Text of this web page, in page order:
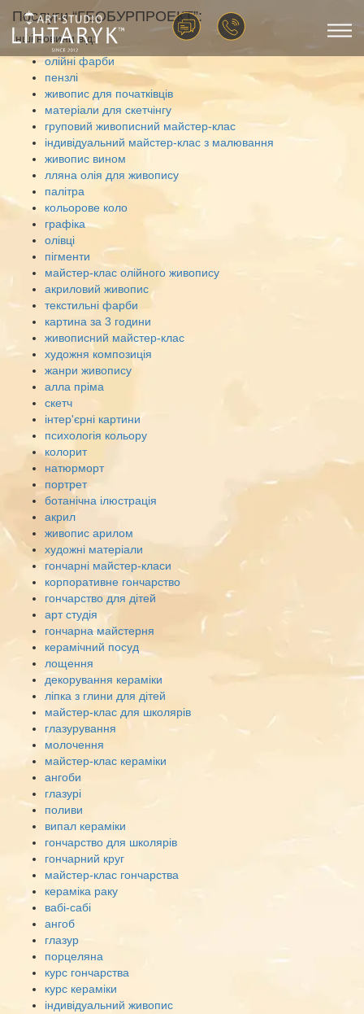
Послуги “ГЕОБУРПРОЕКТ”:
Інші новини від:
олійні фарби
пензлі
живопис для початківців
матеріали для скетчінгу
груповий живописний майстер-клас
індивідуальний майстер-клас з малювання
живопис вином
лляна олія для живопису
палітра
кольорове коло
графіка
олівці
пігменти
майстер-клас олійного живопису
акриловий живопис
текстильні фарби
картина за 3 години
живописний майстер-клас
художня композиція
жанри живопису
алла пріма
скетч
інтер'єрні картини
психологія кольору
колорит
натюрморт
портрет
ботанічна ілюстрація
акрил
живопис арилом
художні матеріали
гончарні майстер-класи
корпоративне гончарство
гончарство для дітей
арт студія
гончарна майстерня
керамічний посуд
лощення
декорування кераміки
ліпка з глини для дітей
майстер-клас для школярів
глазурування
молочення
майстер-клас кераміки
ангоби
глазурі
поливи
випал кераміки
гончарство для школярів
гончарний круг
майстер-клас гончарства
кераміка раку
вабі-сабі
ангоб
глазур
порцеляна
курс гончарства
курс кераміки
індивідуальний живопис